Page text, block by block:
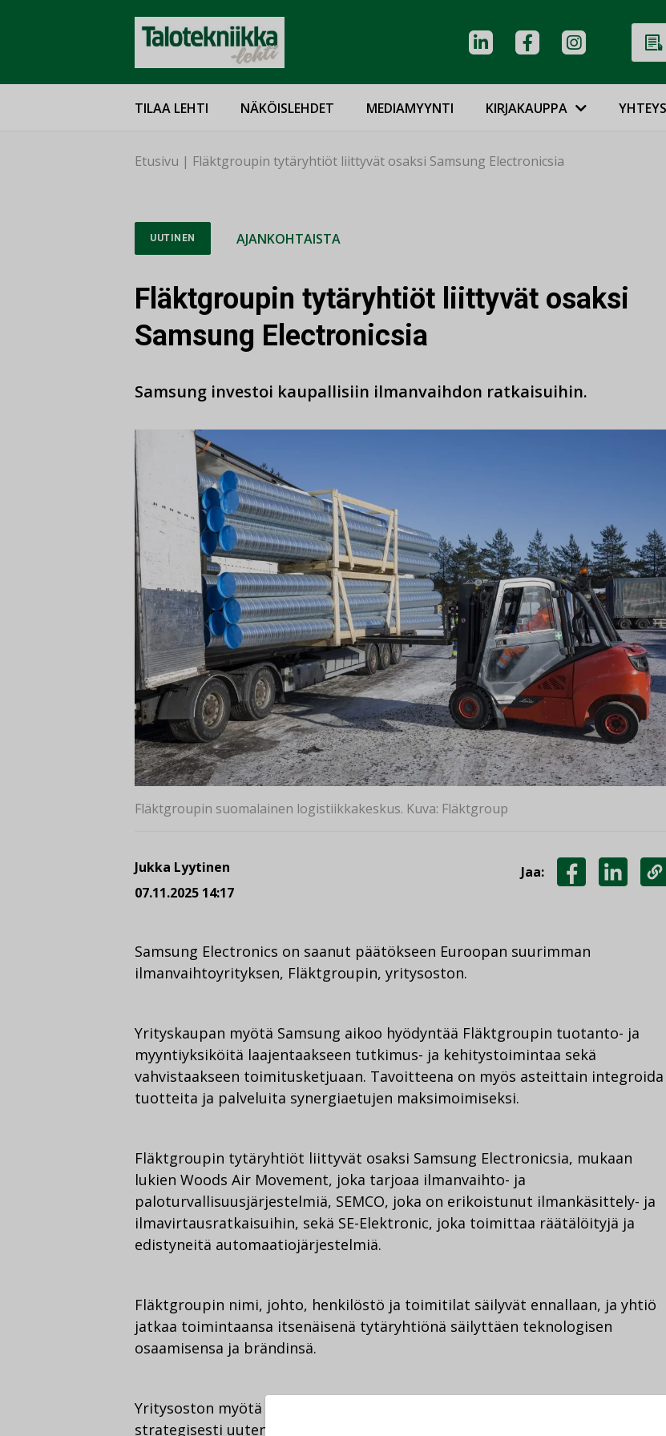
TILAA LEHTI NÄKÖISLEHDET MEDIAMYYNTI KIRJAKAUPPA
Etusivu | Fläktgroupin tytäryhtiöt liittyvät osaksi Samsung Electronicsia
UUTINEN AJANKOHTAISTA
Fläktgroupin tytäryhtiöt liittyvät osaksi
Samsung Electronicsia
Samsung investoi kaupallisiin ilmanvaihdon ratkaisuihin.
Fläktgroupin suomalainen logistiikkakeskus. Kuva: Fläktgroup
Jukka Lyytinen
07.11.2025 14:17
Jaa:
Samsung Electronics on saanut päätökseen Euroopan suurimman
ilmanvaihtoyrityksen, Fläktgroupin, yritysoston.
Yrityskaupan myötä Samsung aikoo hyödyntää Fläktgroupin tuotanto- ja
myyntiyksiköitä laajentaakseen tutkimus- ja kehitystoimintaa sekä
vahvistaakseen toimitusketjuaan. Tavoitteena on myös asteittain integroida
tuotteita ja palveluita synergiaetujen maksimoimiseksi.
Fläktgroupin tytäryhtiöt liittyvät osaksi Samsung Electronicsia, mukaan
lukien Woods Air Movement, joka tarjoaa ilmanvaihto- ja
paloturvallisuusjärjestelmiä, SEMCO, joka on erikoistunut ilmankäsittely- ja
ilmavirtausratkaisuihin, sekä SE-Elektronic, joka toimittaa räätälöityjä ja
edistyneitä automaatiojärjestelmiä.
Fläktgroupin nimi, johto, henkilöstö ja toimitilat säilyvät ennallaan, ja yhtiö
jatkaa toimintaansa itsenäisenä tytäryhtiönä säilyttäen teknologisen
osaamisensa ja brändinsä.
Yritysoston myötä Samsung aikoo kehittää ilmanvaihdon liiketoimintaansa
strategisesti uutena kasvun moottorina DX-divisioonassaan. Yhtiö jatkaa